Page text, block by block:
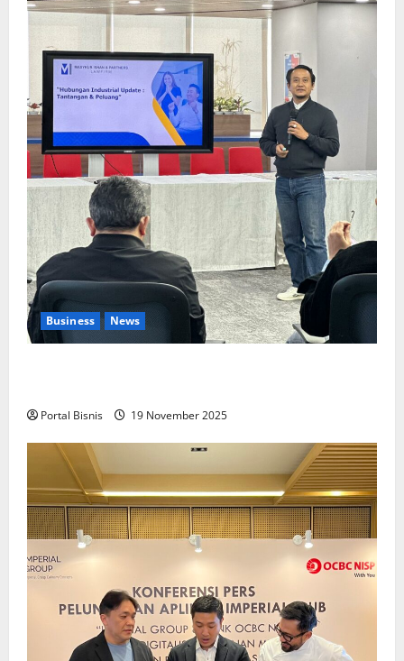
Business News
Portal Bisnis 19 November 2025